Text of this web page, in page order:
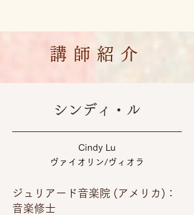
講師紹介
シンディ・ル
Cindy Lu
​ヴァイオリン/ヴィオラ
ジュリアード音楽院 (アメリカ)：
音楽修士